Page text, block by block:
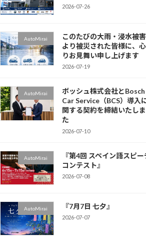
2026-07-26
AutoMirai
このたびの大雨・浸水被
より被災された皆様に、
りお見舞い申し上げます
2026-07-19
AutoMirai
ボッシュ株式会社とBosch
Car Service（BCS）導入
関する契約を締結いたし
た
2026-07-10
AutoMirai
『第4回 スペイン語スピー
コンテスト』
2026-07-08
AutoMirai 『7月7日 七夕』
2026-07-07